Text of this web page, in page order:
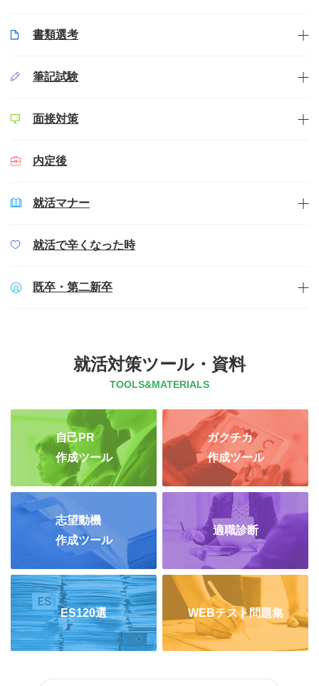
書類選考
筆記試験
面接対策
内定後
就活マナー
就活で辛くなった時
既卒・第二新卒
就活対策ツール・資料
TOOLS&MATERIALS
自己PR
作成ツール
ガクチカ
作成ツール
志望動機
作成ツール
適職診断
ES120選 WEBテスト問題集